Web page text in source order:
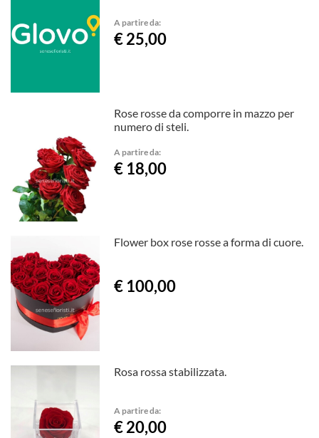
A partire da:
€ 25,00
Rose rosse da comporre in mazzo per
numero di steli.
A partire da:
€ 18,00
Flower box rose rosse a forma di cuore.
€ 100,00
Rosa rossa stabilizzata.
A partire da:
€ 20,00